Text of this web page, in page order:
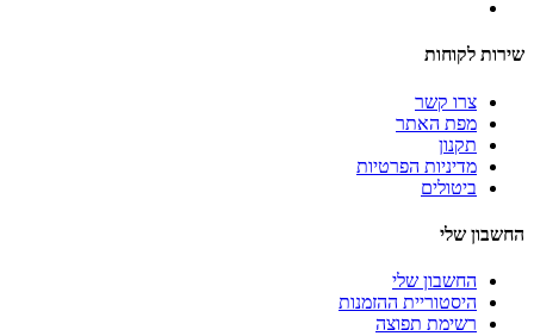
שירות לקוחות
צרו קשר
מפת האתר
תקנון
מדיניות הפרטיות
ביטולים
החשבון שלי
החשבון שלי
היסטוריית ההזמנות
רשימת תפוצה